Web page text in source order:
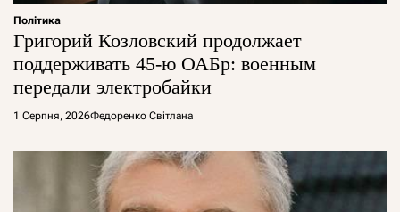
Політика
Григорий Козловский продолжает
поддерживать 45-ю ОАБр: военным
передали электробайки
1 Серпня, 2026Федоренко Світлана